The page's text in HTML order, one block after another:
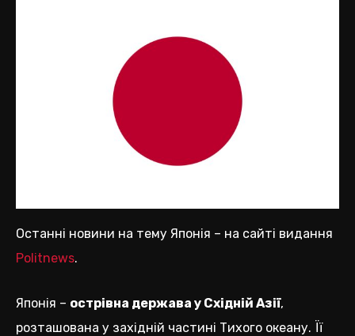
Останні новини на тему Японія – на сайті видання
Politnews.
Японія – острівна держава у Східній Азії,
розташована у західній частині Тихого океану. Її